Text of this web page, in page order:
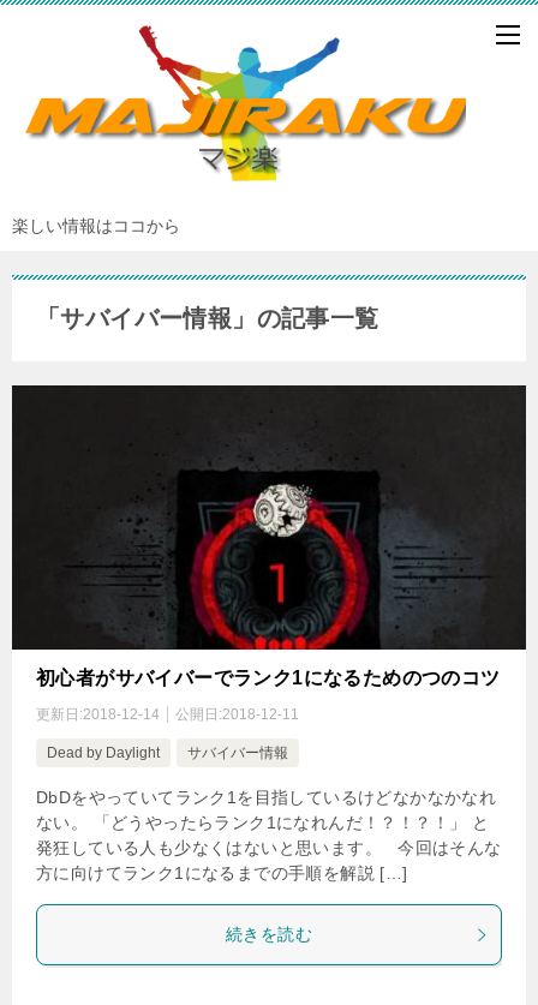
楽しい情報はココから
「サバイバー情報」の記事一覧
初心者がサバイバーでランク1になるためのつのコツ
更新日:2018-12-14 公開日:2018-12-11
Dead by Daylight サバイバー情報
DbDをやっていてランク1を目指しているけどなかなかなれ
ない。 「どうやったらランク1になれんだ！？！？！」 と
発狂している人も少なくはないと思います。 今回はそんな
方に向けてランク1になるまでの手順を解説 […]
続きを読む